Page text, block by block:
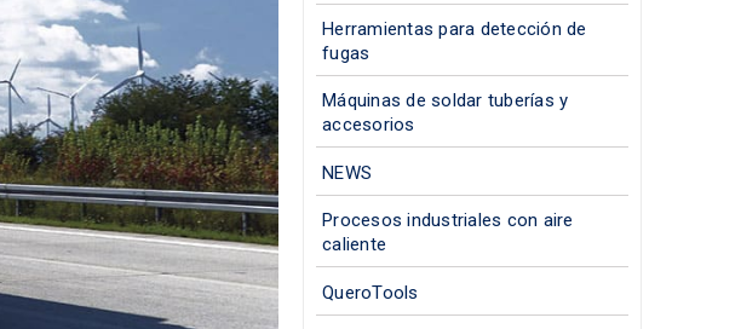
Herramientas para detección de
fugas
Máquinas de soldar tuberías y
accesorios
NEWS
Procesos industriales con aire
caliente
QueroTools